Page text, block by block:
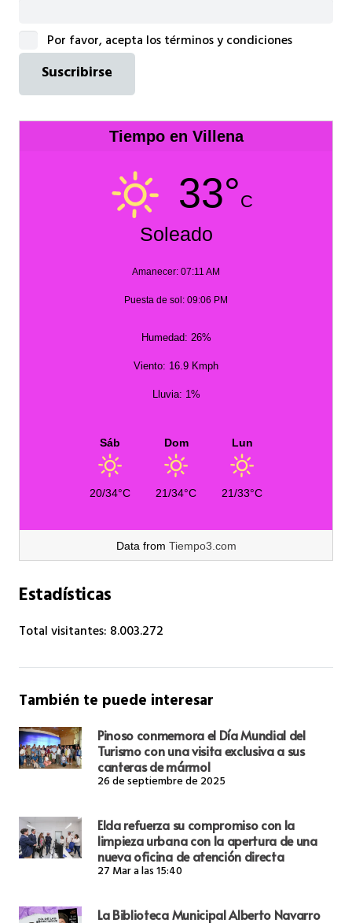
Por favor, acepta los términos y condiciones
Tiempo en Villena
33°C
Soleado
Amanecer: 07:11 AM
Puesta de sol: 09:06 PM
Humedad: 26%
Viento: 16.9 Kmph
Lluvia: 1%
Sáb
20/34°C
Dom
21/34°C
Lun
21/33°C
Data from Tiempo3.com
Estadísticas
Total visitantes: 8.003.272
También te puede interesar
Pinoso conmemora el Día Mundial del
Turismo con una visita exclusiva a sus
canteras de mármol
26 de septiembre de 2025
Elda refuerza su compromiso con la
limpieza urbana con la apertura de una
nueva oficina de atención directa
27 Mar a las 15:40
La Biblioteca Municipal Alberto Navarro